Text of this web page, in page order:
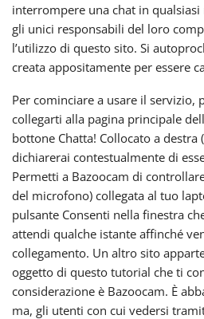
interrompere una chat in
gli unici responsabili del loro
l’utilizzo di questo sito. Si
creata appositamente per essere
Per cominciare a usare il servizio,
collegarti alla pagina principale
bottone Chatta! Collocato a
dichiarerai contestualmente di
Permetti a Bazoocam di
del microfono) collegata al tuo
pulsante Consenti nella finestra
attendi qualche istante affinché
collegamento. Un altro sito
oggetto di questo tutorial che ti
considerazione è Bazoocam. È
ma, gli utenti con cui vedersi